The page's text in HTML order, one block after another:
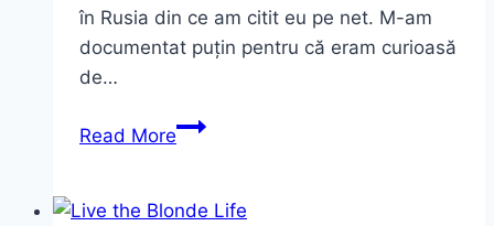
în Rusia din ce am citit eu pe net. M-am
documentat puțin pentru că eram curioasă
de…
Read MoreCum
de